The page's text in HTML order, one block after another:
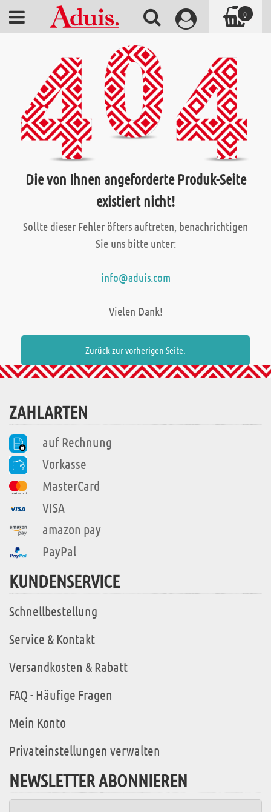
Die von Ihnen angeforderte Produk-Seite
existiert nicht!
Sollte dieser Fehler öfters auftreten, benachrichtigen
Sie uns bitte unter:
info@aduis.com
Vielen Dank!
Zurück zur vorherigen Seite.
ZAHLARTEN
auf Rechnung
Vorkasse
MasterCard
VISA
amazon pay
PayPal
KUNDENSERVICE
Schnellbestellung
Service & Kontakt
Versandkosten & Rabatt
FAQ - Häufige Fragen
Mein Konto
Privateinstellungen verwalten
NEWSLETTER ABONNIEREN
0